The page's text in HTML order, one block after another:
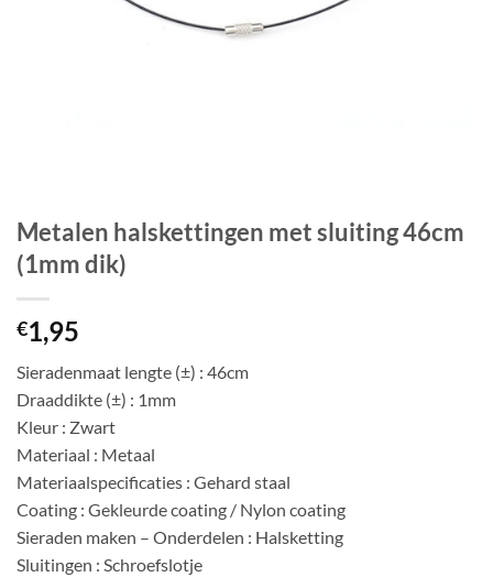
Metalen halskettingen met sluiting 46cm
(1mm dik)
€1,95
Sieradenmaat lengte (±) : 46cm
Draaddikte (±) : 1mm
Kleur : Zwart
Materiaal : Metaal
Materiaalspecificaties : Gehard staal
Coating : Gekleurde coating / Nylon coating
Sieraden maken – Onderdelen : Halsketting
Sluitingen : Schroefslotje